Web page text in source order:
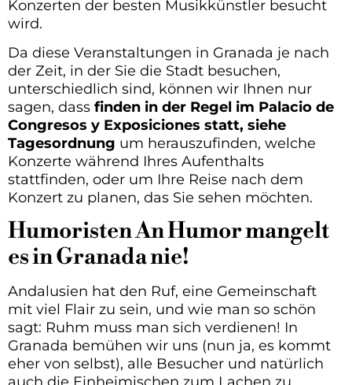
Konzerten der besten Musikkünstler besucht
wird.
Da diese Veranstaltungen in Granada je nach
der Zeit, in der Sie die Stadt besuchen,
unterschiedlich sind, können wir Ihnen nur
sagen, dass finden in der Regel im Palacio de
Congresos y Exposiciones statt, siehe
Tagesordnung um herauszufinden, welche
Konzerte während Ihres Aufenthalts
stattfinden, oder um Ihre Reise nach dem
Konzert zu planen, das Sie sehen möchten.
Humoristen An Humor mangelt
es in Granada nie!
Andalusien hat den Ruf, eine Gemeinschaft
mit viel Flair zu sein, und wie man so schön
sagt: Ruhm muss man sich verdienen! In
Granada bemühen wir uns (nun ja, es kommt
eher von selbst), alle Besucher und natürlich